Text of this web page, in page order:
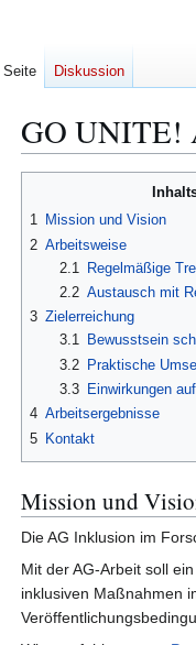
GO UNITE!
1 Mission und Vision
2 Arbeitsweise
2.1
Regelmäßige
2.2 Austausch mit
3 Zielerreichung
3.1
Bewusstsein
3.2
Praktische
3.3
Einwirkungen
4 Arbeitsergebnisse
5 Kontakt
Mission und
Die AG Inklusion im
Mit der AG-Arbeit soll
inklusiven Maßnahmen
Seite Diskussion